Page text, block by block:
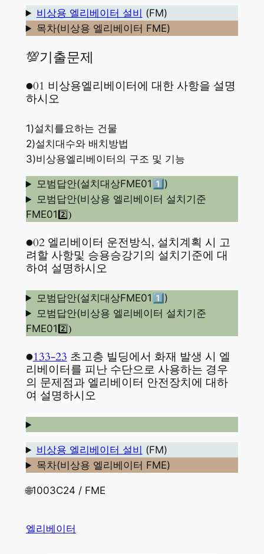
비상용 엘리베이터 설비 (FM)
목차(비상용 엘리베이터 FME)
💯기출문제
●01 비상용엘리베이터에 대한 사항을 설명
하시오
1)설치를요하는 건물
2)설치대수와 배치방법
3)비상용엘리베이터의 구조 및 기능
모범답안(설치대상FME01 1️⃣ )
모범답안(비상용 엘리베이터 설치기준
FME01 2️⃣)
●02 엘리베이터 운전방식, 설치계획 시 고
려할 사항및 승용승강기의 설치기준에 대
하여 설명하시오
모범답안(설치대상FME01 1️⃣)
모범답안(비상용 엘리베이터 설치기준
FME01 2️⃣)
●133-23 초고층 빌딩에서 화재 발생 시 엘
리베이터를 피난 수단으로 사용하는 경우
의 문제점과 엘리베이터 안전장치에 대하
여 설명하시오
비상용 엘리베이터 설비 (FM)
목차(비상용 엘리베이터 FME)
🌐1003C24 / FME
엘리베이터